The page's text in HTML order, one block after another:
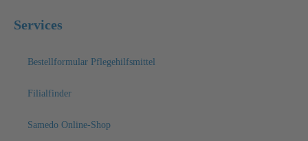
Services
Bestellformular Pflegehilfsmittel
Filialfinder
Samedo Online-Shop